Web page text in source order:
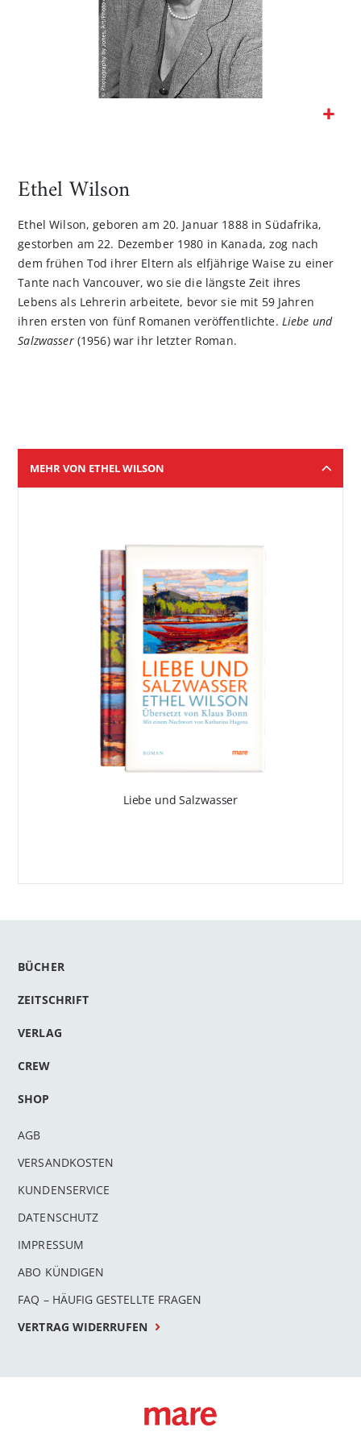
Bildgalerie
Ethel Wilson
Ethel Wilson, geboren am 20. Januar 1888 in Südafrika,
gestorben am 22. Dezember 1980 in Kanada, zog nach
dem frühen Tod ihrer Eltern als elfjährige Waise zu einer
Tante nach Vancouver, wo sie die längste Zeit ihres
Lebens als Lehrerin arbeitete, bevor sie mit 59 Jahren
ihren ersten von fünf Romanen veröffentlichte. Liebe und
Salzwasser(1956) war ihr letzter Roman.
MEHR VON ETHEL WILSON
Liebe und Salzwasser
BÜCHER
ZEITSCHRIFT
VERLAG
CREW
SHOP
AGB
VERSANDKOSTEN
KUNDENSERVICE
DATENSCHUTZ
IMPRESSUM
ABO KÜNDIGEN
FAQ – HÄUFIG GESTELLTE FRAGEN
VERTRAG WIDERRUFEN